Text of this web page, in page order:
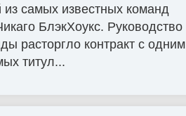
из самых известных команд
БлэкХоукс. Руководство
расторгло контракт с одним
титул...